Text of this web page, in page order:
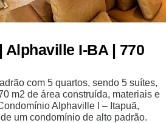
Alphaville I-BA | 770
com 5 quartos, sendo 5 suítes,
m2 de área construída, materiais e
Alphaville I – Itapuã,
um condomínio de alto padrão.